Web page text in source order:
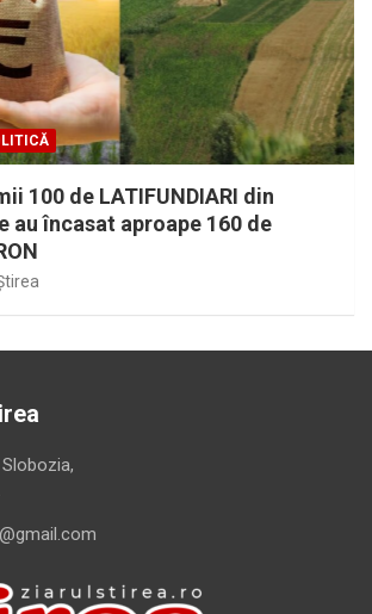
100 de LATIFUNDIARI din
au încasat aproape 160 de